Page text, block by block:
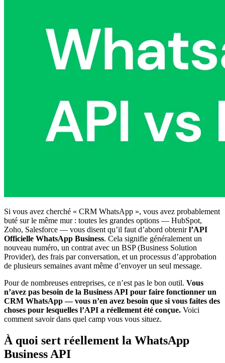
Si vous avez cherché « CRM WhatsApp », vous avez probablement
buté sur le même mur : toutes les grandes options — HubSpot,
Zoho, Salesforce — vous disent qu’il faut d’abord obtenirl’API
Officielle WhatsApp Business. Cela signifie généralement un
nouveau numéro, un contrat avec un BSP (Business Solution
Provider), des frais par conversation, et un processus d’approbation
de plusieurs semaines avant même d’envoyer un seul message.
Pour de nombreuses entreprises, ce n’est pas le bon outil. Vous
n’avez pas besoin de la Business API pour faire fonctionner un
CRM WhatsApp — vous n’en avez besoin que si vous faites des
choses pour lesquelles l’API a réellement été conçue. Voici
comment savoir dans quel camp vous vous situez.
À quoi sert réellement la WhatsApp
Business API